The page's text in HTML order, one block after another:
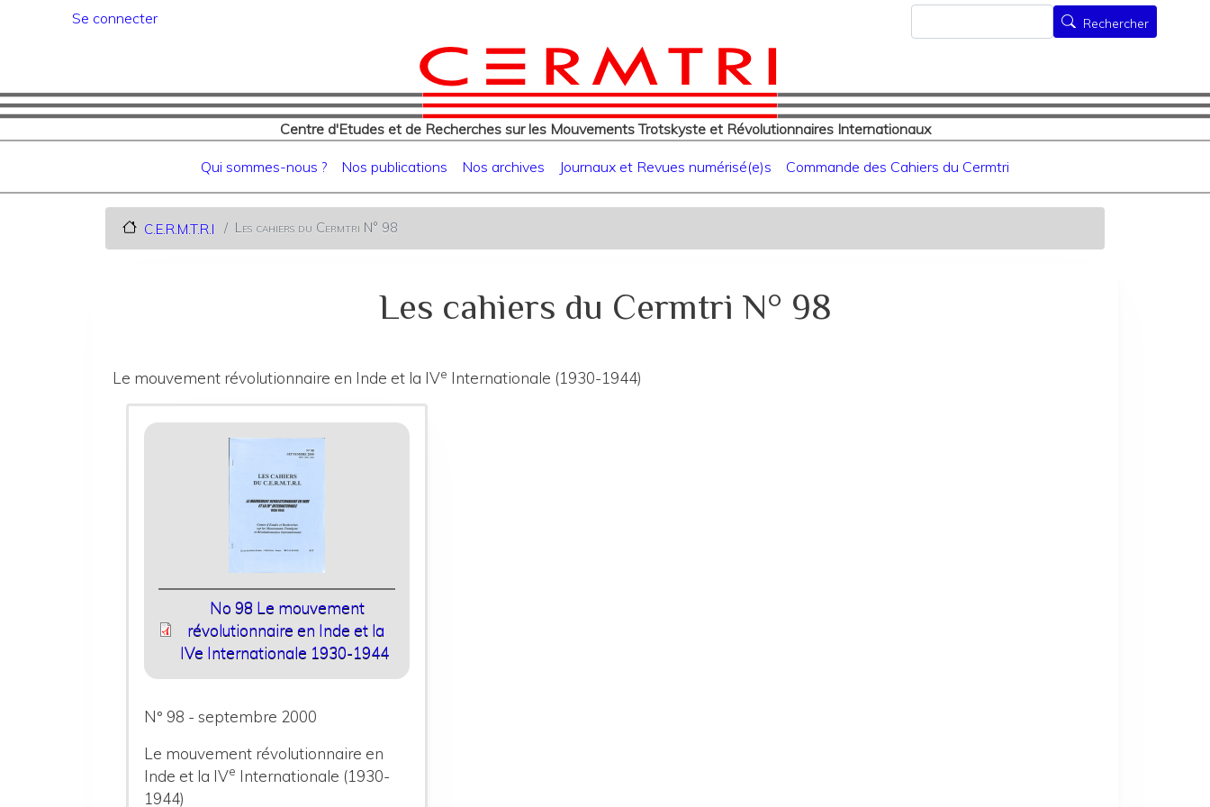
contenu
principal
Menu du compte de l'utilisateur
Se connecter
Centre d'Etudes et de Recherches sur les Mouvements Trotskyste et Révolutionnaires Internationaux
Rechercher
Rechercher
Navigation principale
Qui sommes-nous ? Nos publications Nos archives Journaux et Revues numérisé(e)s Commande des Cahiers du Cermtri
C.E.R.M.T.R.I Les cahiers du Cermtri N° 98
Les cahiers du Cermtri N° 98
Le mouvement révolutionnaire en Inde et la IVe Internationale (1930-1944)
No 98 Le mouvement
révolutionnaire en Inde et la
IVe Internationale 1930-1944
N° 98 - septembre 2000
Le mouvement révolutionnaire en
Inde et la IVe Internationale (1930-
1944)